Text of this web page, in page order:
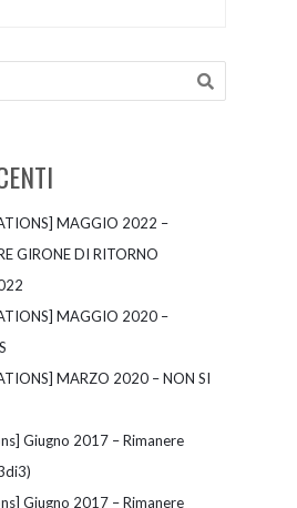
MAGGIO 2022 –
GIRONE DI RITORNO
MAGGIO 2020 –
MARZO 2020 – NON SI
Giugno 2017 – Rimanere
Giugno 2017 – Rimanere